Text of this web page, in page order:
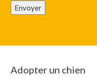
Envoyer
Adopter un chien